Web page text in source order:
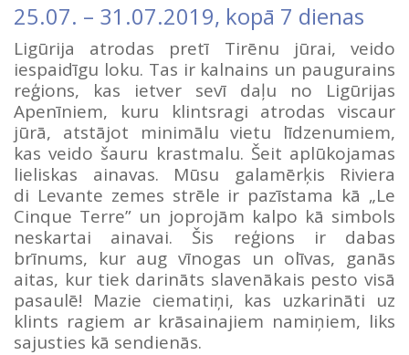
25.07. – 31.07.2019, kopā 7 dienas
Ligūrija atrodas pretī Tirēnu jūrai, veido
iespaidīgu loku. Tas ir kalnains un paugurains
reģions, kas ietver sevī daļu no Ligūrijas
Apenīniem, kuru klintsragi atrodas viscaur
jūrā, atstājot minimālu vietu līdzenumiem,
kas veido šauru krastmalu. Šeit aplūkojamas
lieliskas ainavas. Mūsu galamērķis Riviera
di Levante zemes strēle ir pazīstama kā „Le
Cinque Terre” un joprojām kalpo kā simbols
neskartai ainavai. Šis reģions ir dabas
brīnums, kur aug vīnogas un olīvas, ganās
aitas, kur tiek darināts slavenākais pesto visā
pasaulē! Mazie ciematiņi, kas uzkarināti uz
klints ragiem ar krāsainajiem namiņiem, liks
sajusties kā sendienās.